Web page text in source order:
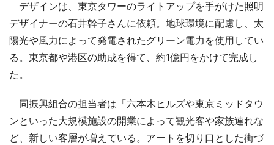
デザインは、東京タワーのライトアップを手がけた照明
デザイナーの石井幹子さんに依頼。地球環境に配慮し、太
陽光や風力によって発電されたグリーン電力を使用してい
る。東京都や港区の助成を得て、約1億円をかけて完成し
た。
同振興組合の担当者は「六本木ヒルズや東京ミッドタウ
ンといった大規模施設の開業によって観光客や家族連れな
ど、新しい客層が増えている。アートを切り口とした街づ